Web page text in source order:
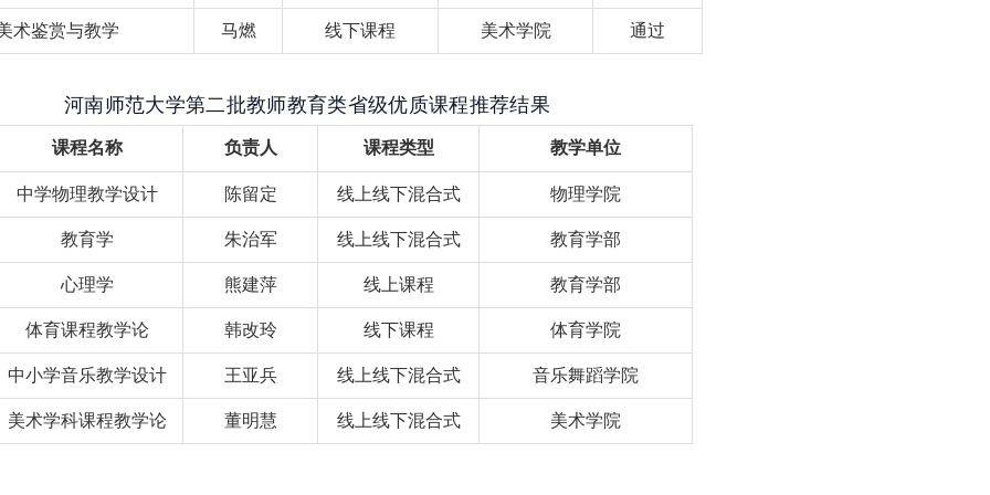
术鉴赏与教学 马燃 线下课程 美术学院 通过
河南师范大学第二批教师教育类省级优质课程推荐结果
课程名称 负责人 课程类型 教学单位
中学物理教学设计 陈留定 线上线下混合式 物理学院
教育学 朱治军 线上线下混合式 教育学部
心理学 熊建萍 线上课程 教育学部
体育课程教学论 韩改玲 线下课程 体育学院
中小学音乐教学设计 王亚兵 线上线下混合式 音乐舞蹈学院
美术学科课程教学论 董明慧 线上线下混合式 美术学院